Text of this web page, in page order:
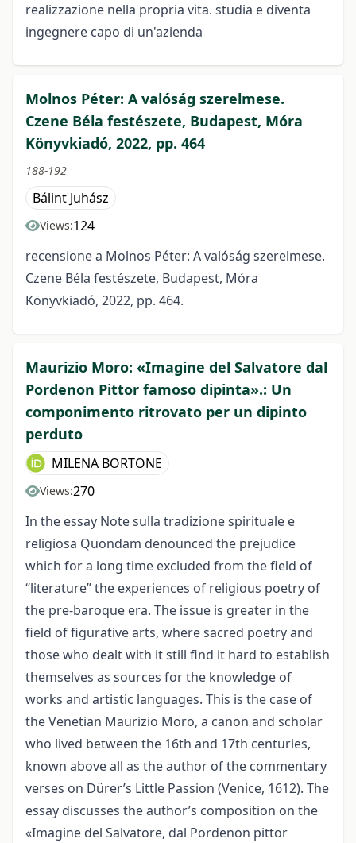
realizzazione nella propria vita. studia e diventa
ingegnere capo di un'azienda
Molnos Péter: A valóság szerelmese.
Czene Béla festészete, Budapest, Móra
Könyvkiadó, 2022, pp. 464
188-192
Bálint Juhász
Views:124
recensione a Molnos Péter: A valóság szerelmese.
Czene Béla festészete, Budapest, Móra
Könyvkiadó, 2022, pp. 464.
Maurizio Moro: «Imagine del Salvatore dal
Pordenon Pittor famoso dipinta».: Un
componimento ritrovato per un dipinto
perduto
MILENA BORTONE
Views:270
In the essay Note sulla tradizione spirituale e
religiosa Quondam denounced the prejudice
which for a long time excluded from the field of
“literature” the experiences of religious poetry of
the pre-baroque era. The issue is greater in the
field of figurative arts, where sacred poetry and
those who dealt with it still find it hard to establish
themselves as sources for the knowledge of
works and artistic languages. This is the case of
the Venetian Maurizio Moro, a canon and scholar
who lived between the 16th and 17th centuries,
known above all as the author of the commentary
verses on Dürer’s Little Passion (Venice, 1612). The
essay discusses the author’s composition on the
«Imagine del Salvatore, dal Pordenon pittor